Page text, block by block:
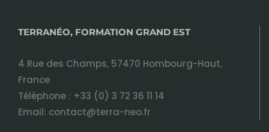
TERRANÉO, FORMATION GRAND EST
4 Rue des Champs, 57470 Hombourg-Haut,
France
Téléphone : +33 (0) 3 72 36 11 14
Email: contact@terra-neo.fr